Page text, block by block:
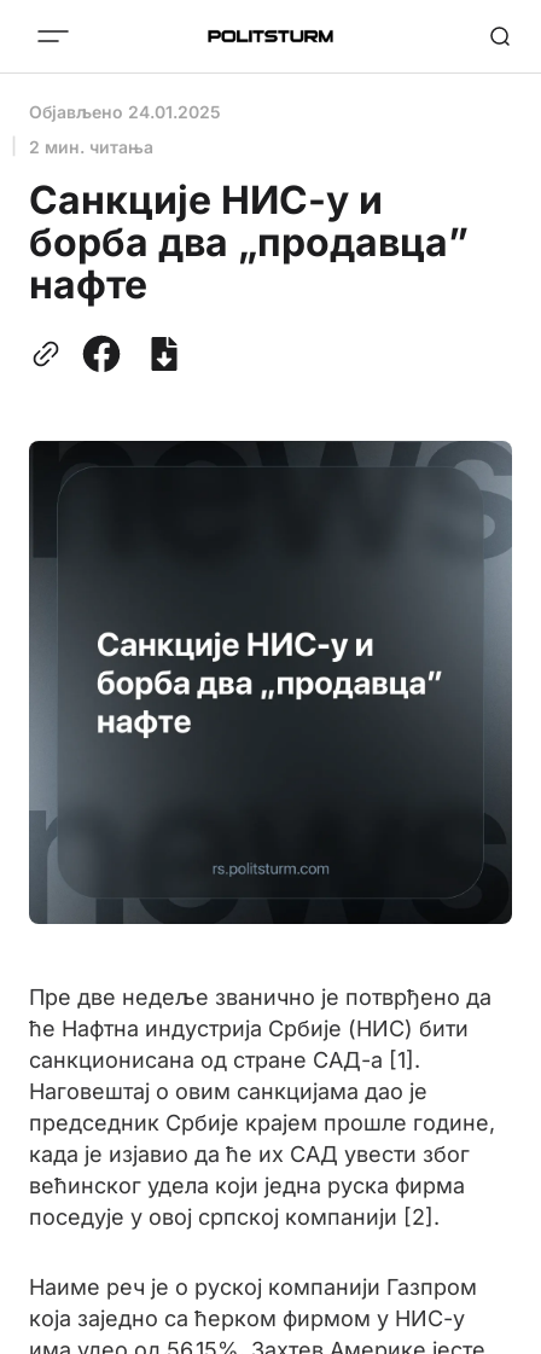
Објављено 24.01.2025
2 мин. читања
Санкције НИС-у и
борба два „продавца”
нафте
Пре две недеље званично је потврђено да
ће Нафтна индустрија Србије (НИС) бити
санкционисана од стране САД-а [1].
Наговештај о овим санкцијама дао је
председник Србије крајем прошле године,
када је изјавио да ће их САД увести због
већинског удела који једна руска фирма
поседује у овој српској компанији [2].
Наиме реч је о руској компанији Газпром
која заједно са ћерком фирмом у НИС-у